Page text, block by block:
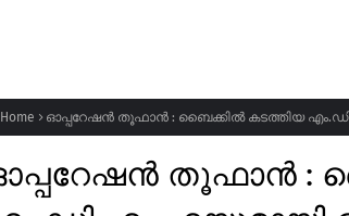
Home ഓപ്പറേഷൻ തൂഫാൻ : ബൈക്കിൽ കടത്തിയ
തൂഫാൻ :